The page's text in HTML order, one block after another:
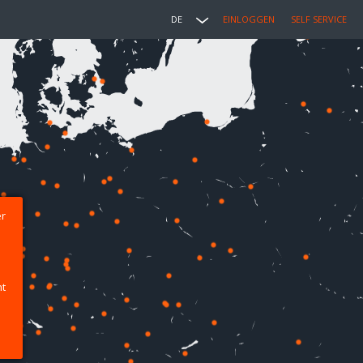
DE EINLOGGEN SELF SERVICE